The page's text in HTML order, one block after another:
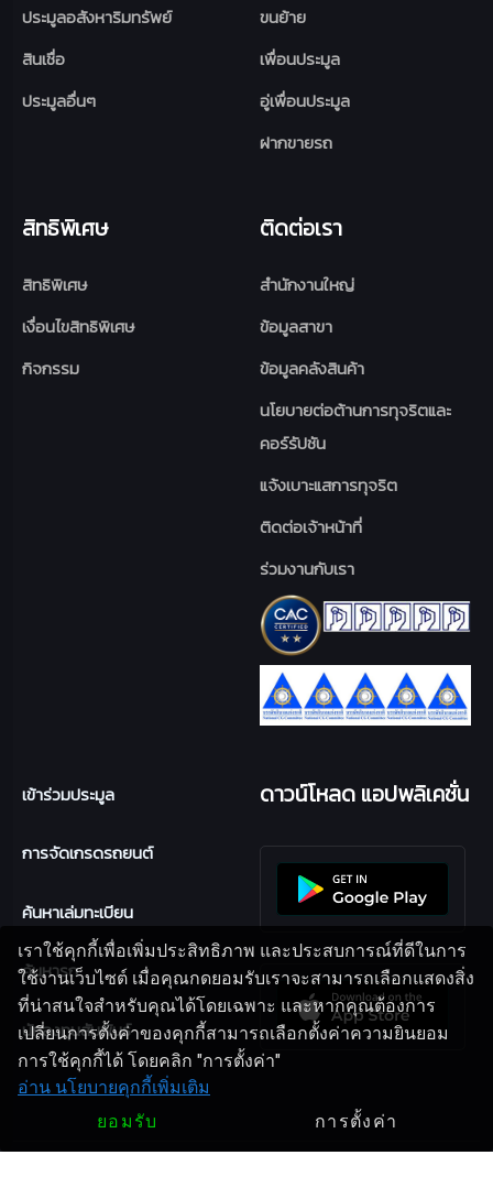
เราใช้คุกกี้เพื่อเพิ่มประสิทธิภาพ และประสบการณ์ที่ดีในการ
ใช้งานเว็บไซต์ เมื่อคุณกดยอมรับเราจะสามารถเลือกแสดงสิ่ง
ที่น่าสนใจสำหรับคุณได้โดยเฉพาะ และหากคุณต้องการ
เปลี่ยนการตั้งค่าของคุกกี้สามารถเลือกตั้งค่าความยินยอม
การใช้คุกกี้ได้ โดยคลิก "การตั้งค่า"
อ่าน นโยบายคุกกี้เพิ่มเติม
ยอมรับ
การตั้งค่า
ประมูลอสังหาริมทรัพย์
สินเชื่อ
ประมูลอื่นๆ
ขนย้าย
เพื่อนประมูล
อู่เพื่อนประมูล
ฝากขายรถ
สิทธิพิเศษ
สิทธิพิเศษ
เงื่อนไขสิทธิพิเศษ
กิจกรรม
ติดต่อเรา
สำนักงานใหญ่
ข้อมูลสาขา
ข้อมูลคลังสินค้า
นโยบายต่อต้านการทุจริตและ
คอร์รัปชัน
แจ้งเบาะแสการทุจริต
ติดต่อเจ้าหน้าที่
ร่วมงานกับเรา
เข้าร่วมประมูล
การจัดเกรดรถยนต์
ค้นหาเล่มทะเบียน
ค้นหารถ
นักลงทุนสัมพันธ์
ดาวน์โหลด แอปพลิเคชั่น